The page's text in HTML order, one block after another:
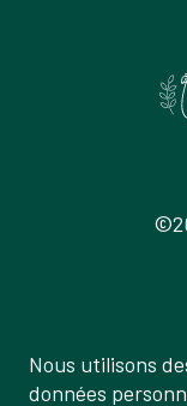
Gestion
Nous utilisons
données